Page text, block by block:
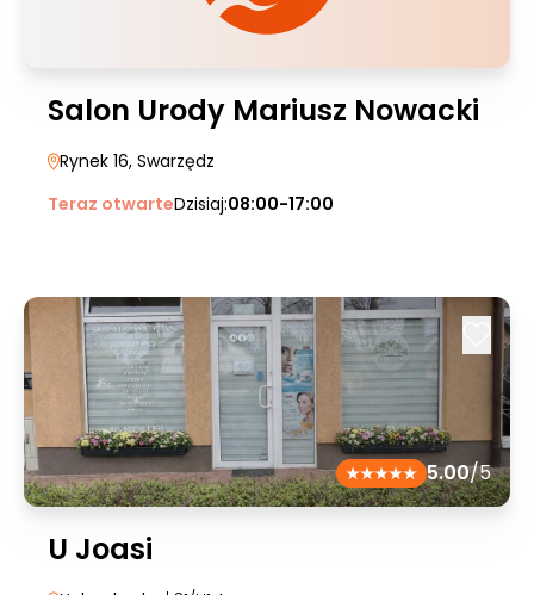
Salon Urody Mariusz Nowacki
Rynek 16, Swarzędz
Teraz otwarteDzisiaj:08:00-17:00
5.00/5
U Joasi